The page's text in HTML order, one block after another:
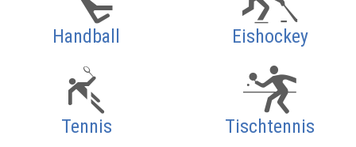
Handball Eishockey
Tennis Tischtennis